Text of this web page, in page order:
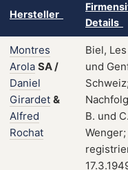
Hersteller
Details
Montres
Arola SA/
Daniel
Girardet &
Alfred
Rochat
Biel,
und
B. und
Wenger;